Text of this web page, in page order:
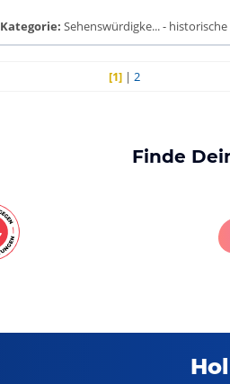
Kategorie: Sehenswürdigke... - historische
[1] |2
Finde